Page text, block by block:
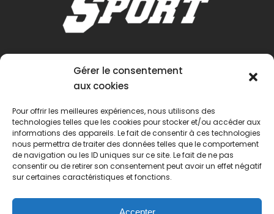
Gérer le consentement
aux cookies
Pour offrir les meilleures expériences, nous utilisons des
technologies telles que les cookies pour stocker et/ou accéder aux
informations des appareils. Le fait de consentir à ces technologies
nous permettra de traiter des données telles que le comportement
de navigation ou les ID uniques sur ce site. Le fait de ne pas
consentir ou de retirer son consentement peut avoir un effet négatif
sur certaines caractéristiques et fonctions.
Accepter